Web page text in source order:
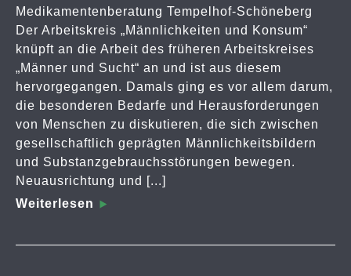
Medikamentenberatung Tempelhof-Schöneberg
Der Arbeitskreis „Männlichkeiten und Konsum“
knüpft an die Arbeit des früheren Arbeitskreises
„Männer und Sucht“ an und ist aus diesem
hervorgegangen. Damals ging es vor allem darum,
die besonderen Bedarfe und Herausforderungen
von Menschen zu diskutieren, die sich zwischen
gesellschaftlich geprägten Männlichkeitsbildern
und Substanzgebrauchsstörungen bewegen.
Neuausrichtung und [...]
Weiterlesen